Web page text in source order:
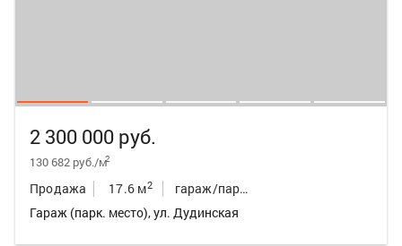
2 300 000 руб.
130 682 руб./м2
Продажа 17.6 м2
гараж/парк.место
Гараж (парк. место), ул. Дудинская